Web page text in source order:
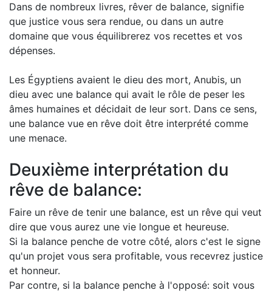
Dans de nombreux livres, rêver de balance, signifie
que justice vous sera rendue, ou dans un autre
domaine que vous équilibrerez vos recettes et vos
dépenses.
Les Égyptiens avaient le dieu des mort, Anubis, un
dieu avec une balance qui avait le rôle de peser les
âmes humaines et décidait de leur sort. Dans ce sens,
une balance vue en rêve doit être interprété comme
une menace.
Deuxième interprétation du
rêve de balance:
Faire un rêve de tenir une balance, est un rêve qui veut
dire que vous aurez une vie longue et heureuse.
Si la balance penche de votre côté, alors c'est le signe
qu'un projet vous sera profitable, vous recevrez justice
et honneur.
Par contre, si la balance penche à l'opposé: soit vous